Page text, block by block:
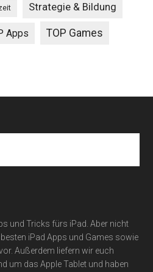
Strategie & Bildung
Apps TOP Games
und Tricks fürs iPad. Aber nicht
iPad Apps und Games sowie
Außerdem liefern wir euch
um das Apple Tablet und haben